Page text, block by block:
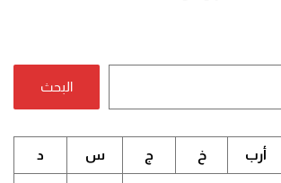
البحث
أرب خ ج س د